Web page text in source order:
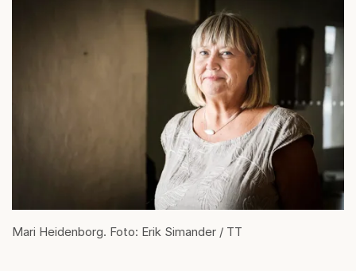
Mari Heidenborg. Foto: Erik Simander / TT